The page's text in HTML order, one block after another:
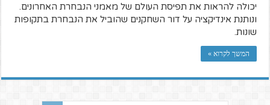
יכולה להראות את תפיסת העולם של מאמני הנבחרת האחרונים.
ונותנת אינדיקציה על דור השחקנים שהוביל את הנבחרת בתקופות
שונות.
המשך לקרוא »